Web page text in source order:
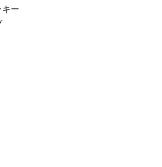
ー